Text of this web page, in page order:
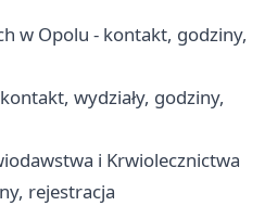
w Opolu - kontakt, godziny,
wydziały, godziny,
i Krwiolecznictwa
rejestracja